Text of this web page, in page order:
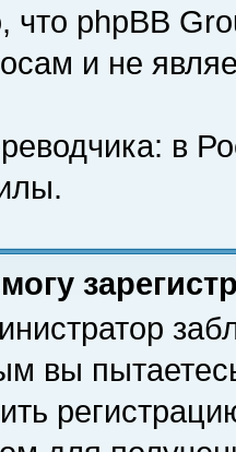
что phpBB
и не
в
вы